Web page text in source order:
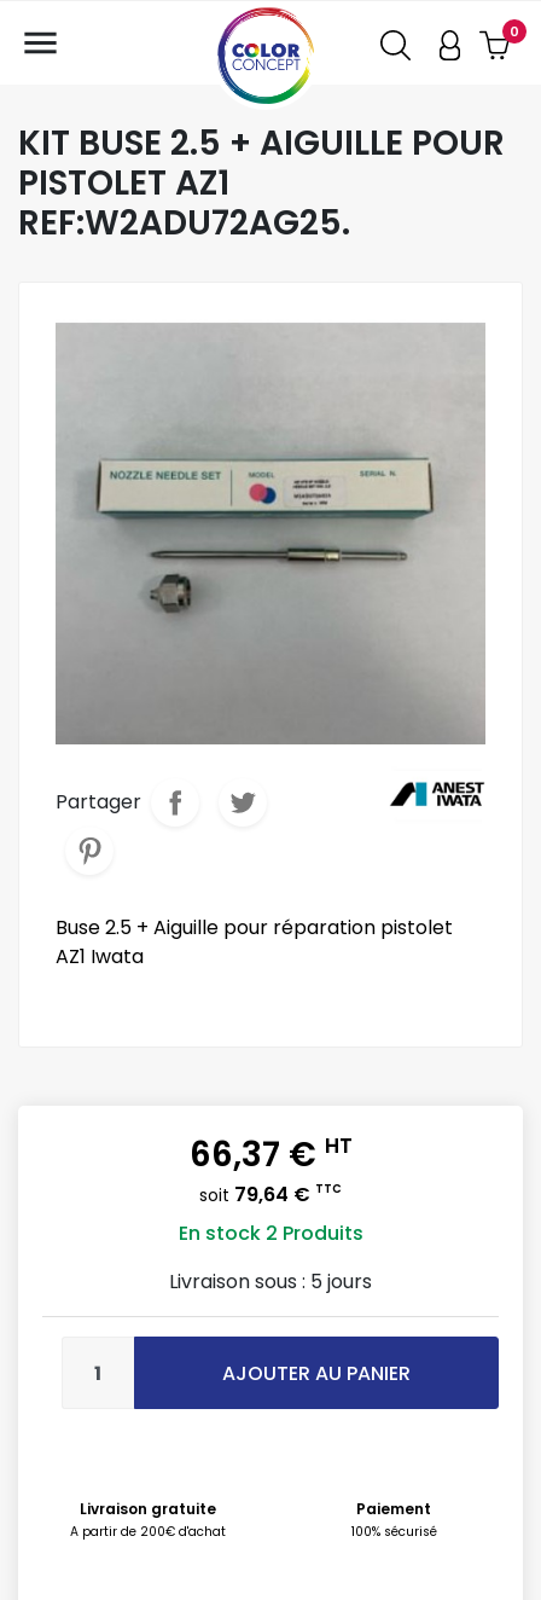
0

KIT BUSE 2.5 + AIGUILLE POUR
PISTOLET AZ1
REF:W2ADU72AG25.
Partager
Buse 2.5 + Aiguille pour réparation pistolet
AZ1 Iwata
66,37 € HT
soit 79,64 € TTC
En stock 2 Produits
Livraison sous : 5 jours
AJOUTER AU PANIER
Livraison gratuite
A partir de 200€ d'achat
Paiement
100% sécurisé